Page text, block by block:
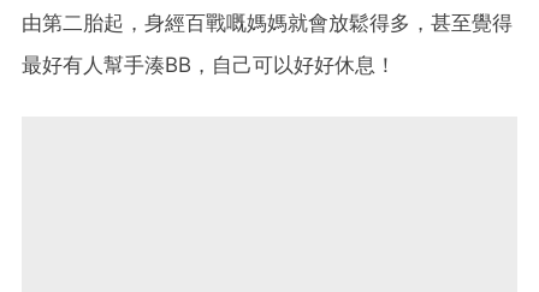
由第二胎起，身經百戰嘅媽媽就會放鬆得多，甚至覺得
最好有人幫手湊BB，自己可以好好休息！